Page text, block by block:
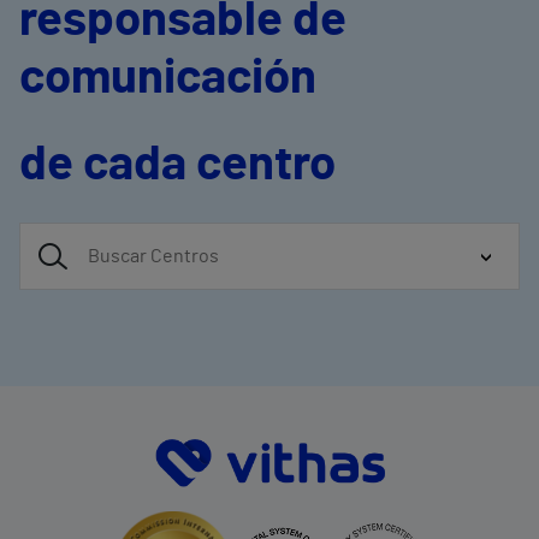
responsable de
comunicación
de cada centro